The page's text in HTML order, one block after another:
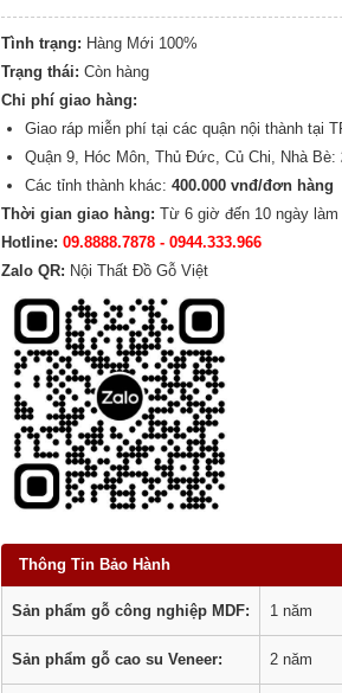
Tình trạng: Hàng Mới 100%
Trạng thái: Còn hàng
Chi phí giao hàng:
Giao ráp miễn phí tại các quận nội thành tại
Quận 9, Hóc Môn, Thủ Đức, Củ Chi, Nhà Bè:
Các tỉnh thành khác: 400.000 vnđ/đơn hàng
Thời gian giao hàng: Từ 6 giờ đến 10 ngày làm
Hotline: 09.8888.7878 - 0944.333.966
Zalo QR: Nội Thất Đồ Gỗ Việt
Thông Tin Bảo Hành
Sản phẩm gỗ công nghiệp MDF: 1 năm
Sản phẩm gỗ cao su Veneer: 2 năm